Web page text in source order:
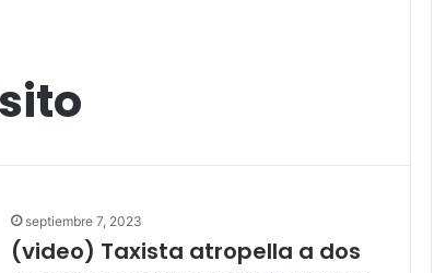
septiembre 7, 2023
(video) Taxista atropella a dos